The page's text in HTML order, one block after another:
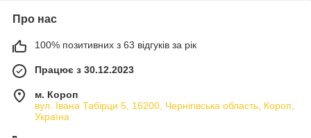
Про нас
100% позитивних з 63 відгуків за рік
Працює з 30.12.2023
м. Короп
вул. Івана Табірци 5, 16200, Чернігівська область, Короп,
Україна